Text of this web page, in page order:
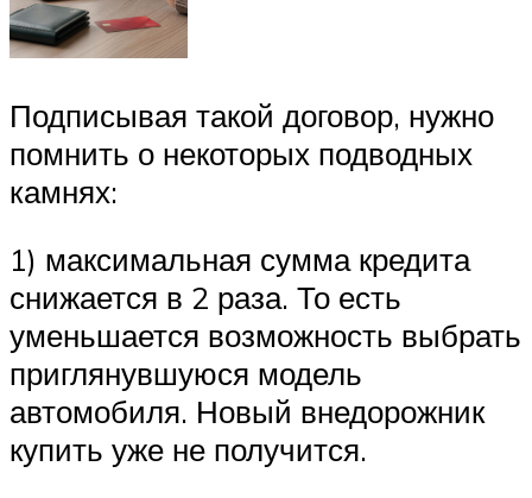
Подписывая такой договор, нужно
помнить о некоторых подводных
камнях:
1) максимальная сумма кредита
снижается в 2 раза. То есть
уменьшается возможность выбрать
приглянувшуюся модель
автомобиля. Новый внедорожник
купить уже не получится.